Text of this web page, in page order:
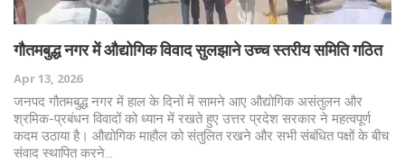
गौतमबुद्ध नगर में औद्योगिक विवाद सुलझाने उच्च स्तरीय समिति गठित
Apr 13, 2026
जनपद गौतमबुद्ध नगर में हाल के दिनों में सामने आए औद्योगिक असंतुलन और
श्रमिक-प्रबंधन विवादों को ध्यान में रखते हुए उत्तर प्रदेश सरकार ने महत्वपूर्ण
कदम उठाया है। औद्योगिक माहौल को संतुलित रखने और सभी संबंधित पक्षों के बीच
संवाद स्थापित करने…